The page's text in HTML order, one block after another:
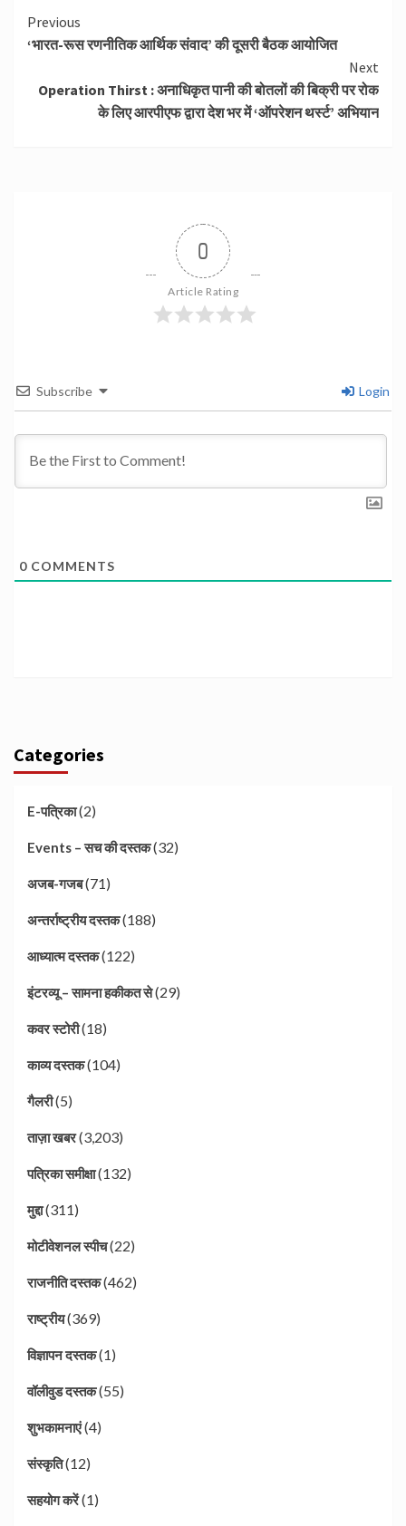
Continue
Reading
Previous
‘भारत-रूस रणनीतिक आर्थिक संवाद’ की दूसरी बैठक आयोजित
Next
Operation Thirst : अनाधिकृत पानी की बोतलों की बिक्री पर रोक
के लिए आरपीएफ द्वारा देश भर में ‘ऑपरेशन थर्स्ट’ अभियान
0
Article Rating
Subscribe Login
0 COMMENTS
Categories
E-पत्रिका(2)
Events – सच की दस्तक(32)
अजब-गजब(71)
अन्तर्राष्ट्रीय दस्तक(188)
आध्यात्म दस्तक(122)
इंटरव्यू – सामना हकीकत से(29)
कवर स्टोरी(18)
काव्य दस्तक(104)
गैलरी(5)
ताज़ा खबर(3,203)
पत्रिका समीक्षा(132)
मुद्दा(311)
मोटीवेशनल स्पीच(22)
राजनीति दस्तक(462)
राष्ट्रीय(369)
विज्ञापन दस्तक(1)
वॉलीवुड दस्तक(55)
शुभकामनाएं(4)
संस्कृति(12)
सहयोग करें(1)